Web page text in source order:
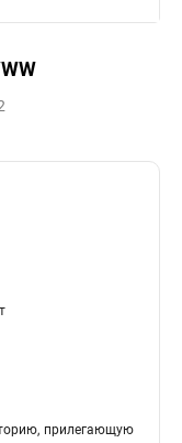
прилегающую